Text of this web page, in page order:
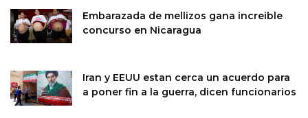
Embarazada de mellizos gana increible
concurso en Nicaragua
Iran y EEUU estan cerca un acuerdo para
a poner fin a la guerra, dicen funcionarios